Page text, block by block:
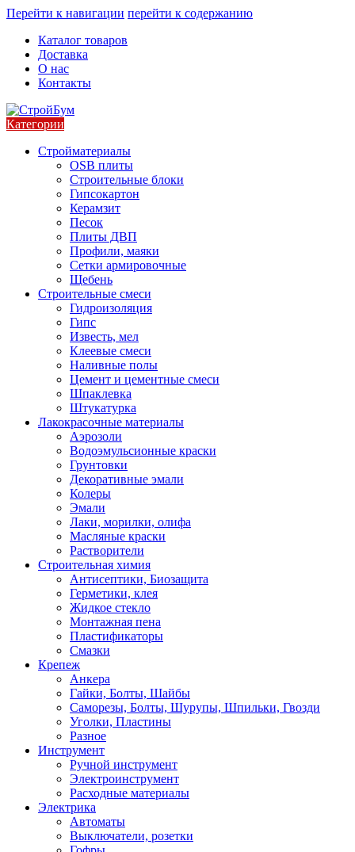
Перейти к навигации перейти к содержанию
Каталог товаров
Доставка
О нас
Контакты
Категории
Стройматериалы
OSB плиты
Строительные блоки
Гипсокартон
Керамзит
Песок
Плиты ДВП
Профили, маяки
Сетки армировочные
Щебень
Строительные смеси
Гидроизоляция
Гипс
Известь, мел
Клеевые смеси
Наливные полы
Цемент и цементные смеси
Шпаклевка
Штукатурка
Лакокрасочные материалы
Аэрозоли
Водоэмульсионные краски
Грунтовки
Декоративные эмали
Колеры
Эмали
Лаки, морилки, олифа
Масляные краски
Растворители
Строительная химия
Антисептики, Биозащита
Герметики, клея
Жидкое стекло
Монтажная пена
Пластификаторы
Смазки
Крепеж
Анкера
Гайки, Болты, Шайбы
Саморезы, Болты, Шурупы, Шпильки, Гвозди
Уголки, Пластины
Разное
Инструмент
Ручной инструмент
Электроинструмент
Расходные материалы
Электрика
Автоматы
Выключатели, розетки